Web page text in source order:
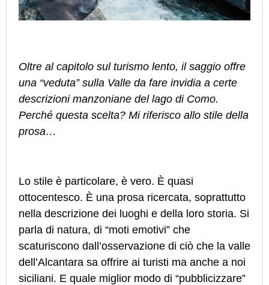
Oltre al capitolo sul turismo lento, il saggio offre
una “veduta” sulla Valle da fare invidia a certe
descrizioni manzoniane del lago di Como.
Perché questa scelta? Mi riferisco allo stile della
prosa…
Lo stile è particolare, è vero. È quasi
ottocentesco. È una prosa ricercata, soprattutto
nella descrizione dei luoghi e della loro storia. Si
parla di natura, di “moti emotivi” che
scaturiscono dall’osservazione di ciò che la valle
dell’Alcantara sa offrire ai turisti ma anche a noi
siciliani. E quale miglior modo di “pubblicizzare”